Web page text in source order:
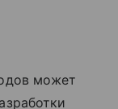
может